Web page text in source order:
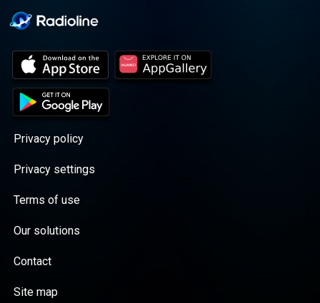
Privacy policy
Privacy settings
Terms of use
Our solutions
Contact
Site map